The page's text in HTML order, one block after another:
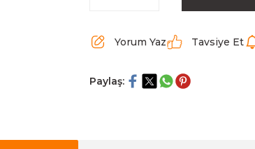
Yorum Yaz Tavsiye Et
Paylaş: